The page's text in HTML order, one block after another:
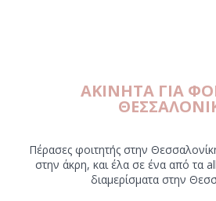
ΑΚΙΝΗΤΑ ΓΙΑ
Πέρασες φοιτητής στην
στην άκρη, και έλα σε ένα από τα
διαμερίσματα στην